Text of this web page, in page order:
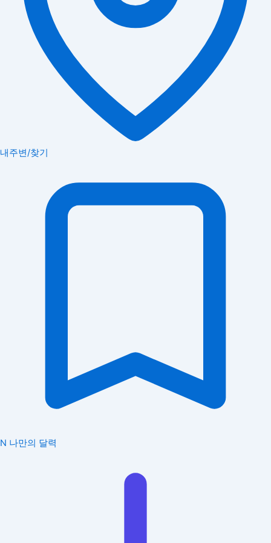
내주변/찾기
N 나만의 달력